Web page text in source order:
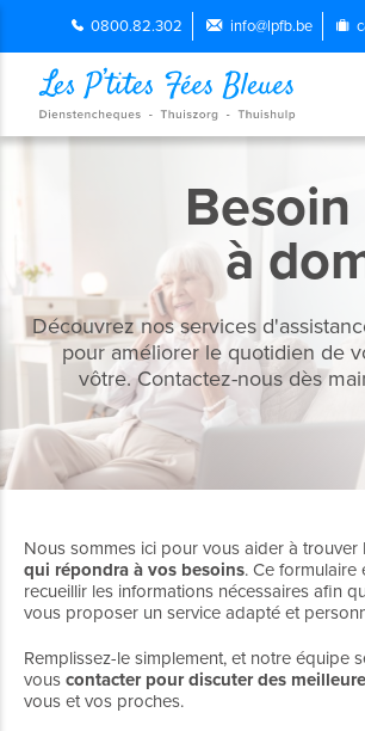
0800.82.302 info@lpfb.be
à
Découvrez nos services
pour améliorer le quotidien de
vôtre. Contactez-nous dès
Nous sommes ici pour vous aider à trouver
qui répondra à vos besoins. Ce formulaire
recueillir les informations nécessaires afin
vous proposer un service adapté et
Remplissez-le simplement, et notre équipe
vous contacter pour discuter des
vous et vos proches.